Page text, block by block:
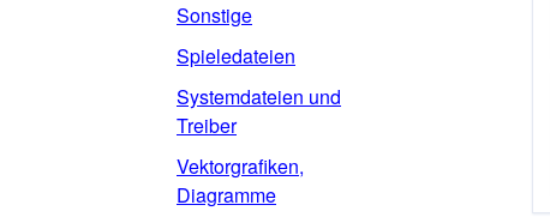
Sonstige
Spieledateien
Systemdateien und
Treiber
Vektorgrafiken,
Diagramme